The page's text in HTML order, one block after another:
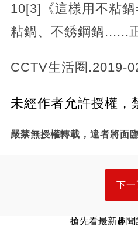
10[3]《這樣用不粘
粘鍋、不銹鋼鍋......
CCTV生活圈.2019-
未經作者允許授權，
嚴禁無授權轉載，違者將面
下一
搶先看最新趣